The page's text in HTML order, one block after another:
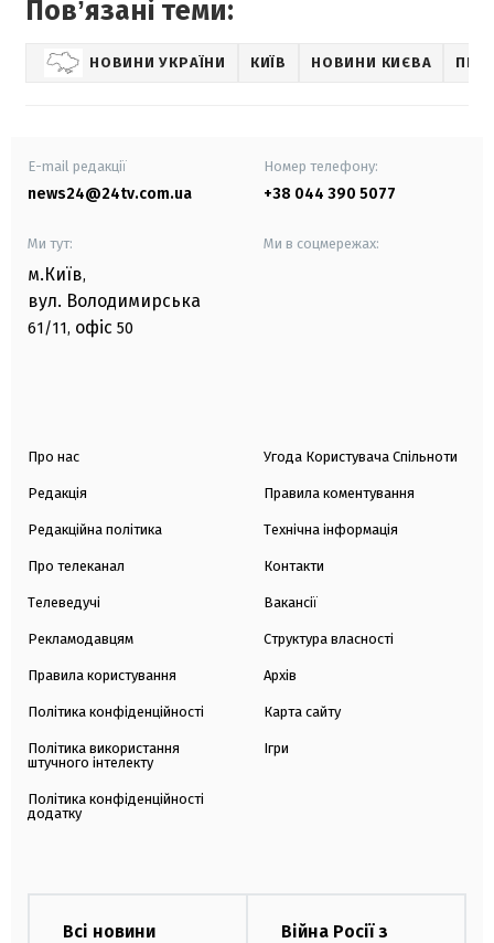
Повʼязані теми:
НОВИНИ УКРАЇНИ КИЇВ НОВИНИ КИЄВА
E-mail редакції
news24@24tv.com.ua
Номер телефону:
+38 044 390 5077
Ми тут:
м.Київ,
вул. Володимирська
61/11, офіс 50
Ми в соцмережах:
Про нас
Редакція
Редакційна політика
Про телеканал
Телеведучі
Рекламодавцям
Правила користування
Політика конфіденційності
Політика використання
штучного інтелекту
Політика конфіденційності
додатку
Угода Користувача Спільноти
Правила коментування
Технічна інформація
Контакти
Вакансії
Структура власності
Архів
Карта сайту
Ігри
Всі новини
Війна Росії з